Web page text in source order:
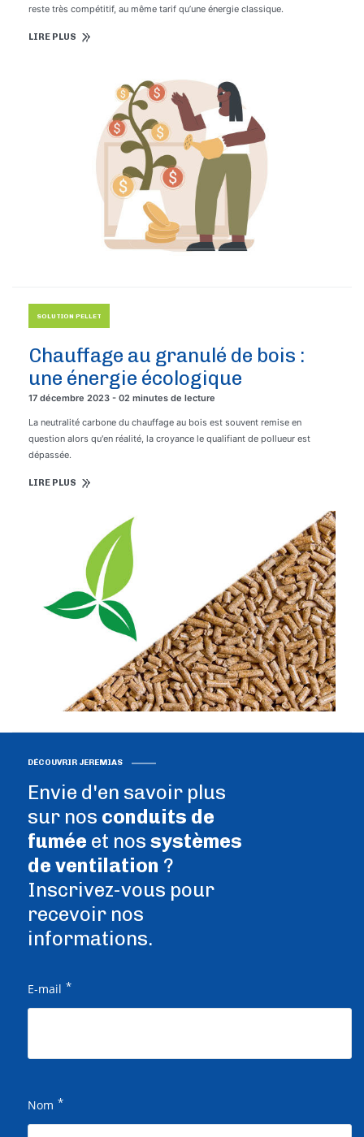
reste très compétitif, au même tarif qu’une énergie classique.
LIRE PLUS
SOLUTION PELLET
Chauffage au granulé de bois :
une énergie écologique
17 décembre 2023 - 02 minutes de lecture
La neutralité carbone du chauffage au bois est souvent remise en
question alors qu'en réalité, la croyance le qualifiant de pollueur est
dépassée.
LIRE PLUS
DÉCOUVRIR JEREMIAS
Envie d'en savoir plus
sur nos conduits de
fumée et nos systèmes
de ventilation ?
Inscrivez-vous pour
recevoir nos
informations.
E-mail *
Nom *